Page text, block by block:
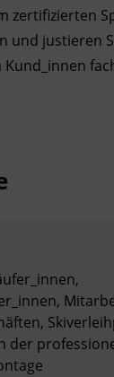
zertifizierten
und justieren
der